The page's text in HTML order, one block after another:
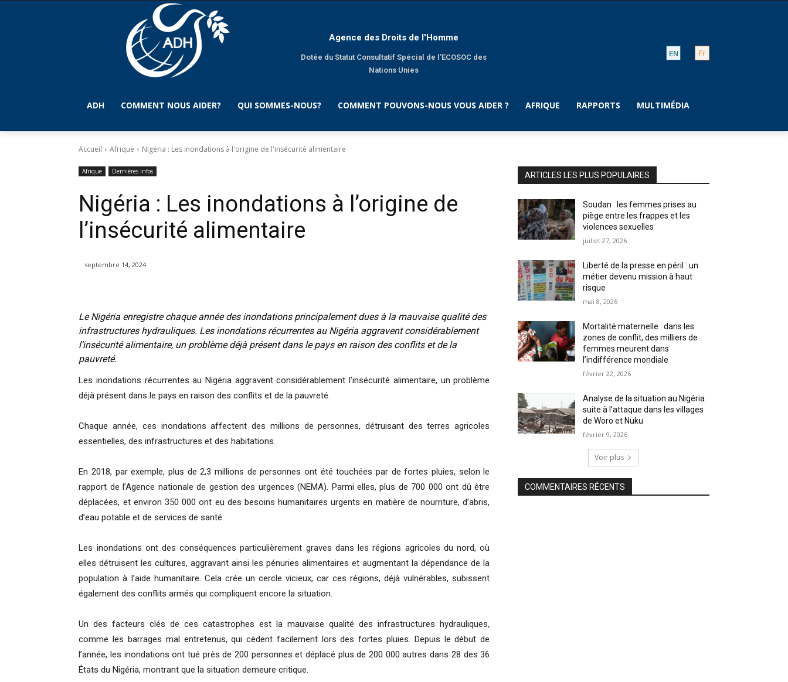
Agence des Droits de l'Homme
Dotée du Statut Consultatif Spécial de l'ECOSOC des
Nations Unies
ADH COMMENT NOUS AIDER? QUI SOMMES-NOUS? COMMENT POUVONS-NOUS VOUS AIDER ? AFRIQUE RAPPORTS MULTIMÉDIA
Accueil Afrique Nigéria : Les inondations à l'origine de l'insécurité alimentaire
Afrique Dernières infos
Nigéria : Les inondations à l’origine de
l’insécurité alimentaire
septembre 14, 2024
Le Nigéria enregistre chaque année des inondations principalement dues à la mauvaise qualité des
infrastructures hydrauliques. Les inondations récurrentes au Nigéria aggravent considérablement
l’insécurité alimentaire, un problème déjà présent dans le pays en raison des conflits et de la
pauvreté.
Les inondations récurrentes au Nigéria aggravent considérablement l’insécurité alimentaire, un problème
déjà présent dans le pays en raison des conflits et de la pauvreté.
Chaque année, ces inondations affectent des millions de personnes, détruisant des terres agricoles
essentielles, des infrastructures et des habitations.
En 2018, par exemple, plus de 2,3 millions de personnes ont été touchées par de fortes pluies, selon le
rapport de l’Agence nationale de gestion des urgences (NEMA). Parmi elles, plus de 700 000 ont dû être
déplacées, et environ 350 000 ont eu des besoins humanitaires urgents en matière de nourriture, d’abris,
d’eau potable et de services de santé.
Les inondations ont des conséquences particulièrement graves dans les régions agricoles du nord, où
elles détruisent les cultures, aggravant ainsi les pénuries alimentaires et augmentant la dépendance de la
population à l’aide humanitaire. Cela crée un cercle vicieux, car ces régions, déjà vulnérables, subissent
également des conflits armés qui compliquent encore la situation.
Un des facteurs clés de ces catastrophes est la mauvaise qualité des infrastructures hydrauliques,
comme les barrages mal entretenus, qui cèdent facilement lors des fortes pluies. Depuis le début de
l’année, les inondations ont tué près de 200 personnes et déplacé plus de 200 000 autres dans 28 des 36
États du Nigéria, montrant que la situation demeure critique.
ARTICLES LES PLUS POPULAIRES
Soudan : les femmes prises au
piège entre les frappes et les
violences sexuelles
juillet 27, 2026
Liberté de la presse en péril : un
métier devenu mission à haut
risque
mai 8, 2026
Mortalité maternelle : dans les
zones de conflit, des milliers de
femmes meurent dans
l’indifférence mondiale
février 22, 2026
Analyse de la situation au Nigéria
suite à l’attaque dans les villages
de Woro et Nuku
février 9, 2026
Voir plus
COMMENTAIRES RÉCENTS